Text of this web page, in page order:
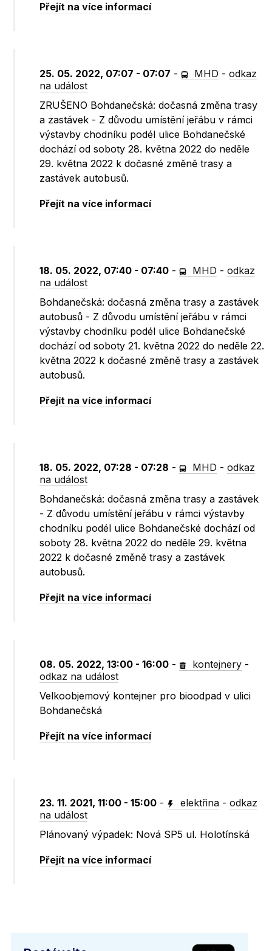
Přejít na více informací
25. 05. 2022, 07:07 - 07:07 - MHD -odkaz
na událost
ZRUŠENO Bohdanečská: dočasná změna trasy
a zastávek - Z důvodu umístění jeřábu v rámci
výstavby chodníku podél ulice Bohdanečské
dochází od soboty 28. května 2022 do neděle
29. května 2022 k dočasné změně trasy a
zastávek autobusů.
Přejít na více informací
18. 05. 2022, 07:40 - 07:40 - MHD -odkaz
na událost
Bohdanečská: dočasná změna trasy a zastávek
autobusů - Z důvodu umístění jeřábu v rámci
výstavby chodníku podél ulice Bohdanečské
dochází od soboty 21. května 2022 do neděle 22.
května 2022 k dočasné změně trasy a zastávek
autobusů.
Přejít na více informací
18. 05. 2022, 07:28 - 07:28 - MHD -odkaz
na událost
Bohdanečská: dočasná změna trasy a zastávek
- Z důvodu umístění jeřábu v rámci výstavby
chodníku podél ulice Bohdanečské dochází od
soboty 28. května 2022 do neděle 29. května
2022 k dočasné změně trasy a zastávek
autobusů.
Přejít na více informací
08. 05. 2022, 13:00 - 16:00 - kontejnery -
odkaz na událost
Velkoobjemový kontejner pro bioodpad v ulici
Bohdanečská
Přejít na více informací
23. 11. 2021, 11:00 - 15:00 - elektřina -odkaz
na událost
Plánovaný výpadek: Nová SP5 ul. Holotínská
Přejít na více informací